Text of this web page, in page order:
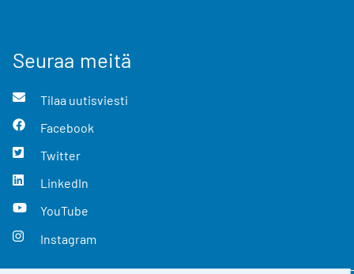
Seuraa meitä
Tilaa uutisviesti
Facebook
Twitter
LinkedIn
YouTube
Instagram